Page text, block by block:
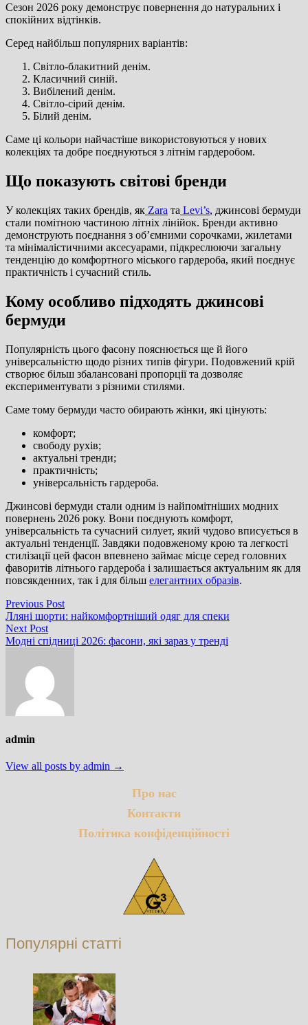
Сезон 2026 року демонструє повернення до натуральних і
спокійних відтінків.
Серед найбільш популярних варіантів:
Світло-блакитний денім.
Класичний синій.
Вибілений денім.
Світло-сірий денім.
Білий денім.
Саме ці кольори найчастіше використовуються у нових
колекціях та добре поєднуються з літнім гардеробом.
Що показують світові бренди
У колекціях таких брендів, як Zara та Levi’s, джинсові бермуди
стали помітною частиною літніх лінійок. Бренди активно
демонструють поєднання з об’ємними сорочками, жилетами
та мінімалістичними аксесуарами, підкреслюючи загальну
тенденцію до комфортного міського гардероба, який поєднує
практичність і сучасний стиль.
Кому особливо підходять джинсові
бермуди
Популярність цього фасону пояснюється ще й його
універсальністю щодо різних типів фігури. Подовжений крій
створює більш збалансовані пропорції та дозволяє
експериментувати з різними стилями.
Саме тому бермуди часто обирають жінки, які цінують:
комфорт;
свободу рухів;
актуальні тренди;
практичність;
універсальність гардероба.
Джинсові бермуди стали одним із найпомітніших модних
повернень 2026 року. Вони поєднують комфорт,
універсальність та сучасний силует, який чудово вписується в
актуальні тенденції. Завдяки подовженому крою та легкості
стилізації цей фасон впевнено займає місце серед головних
фаворитів літнього гардероба і залишається актуальним як для
повсякденних, так і для більш елегантних образів.
Навігація
записів
Previous PostPrevious
post:
Лляні шорти: найкомфортніший одяг для спеки
Next PostNext
post:
Модні спідниці 2026: фасони, які зараз у тренді
admin
View all posts by admin →
Про нас
Контакти
Політика конфіденційності
Популярні статті